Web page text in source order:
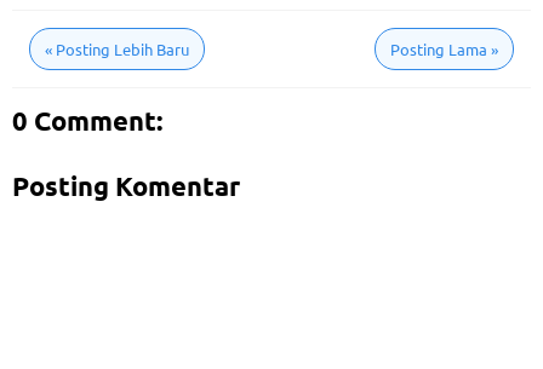
« Posting Lebih Baru Posting Lama »
0 Comment:
Posting Komentar